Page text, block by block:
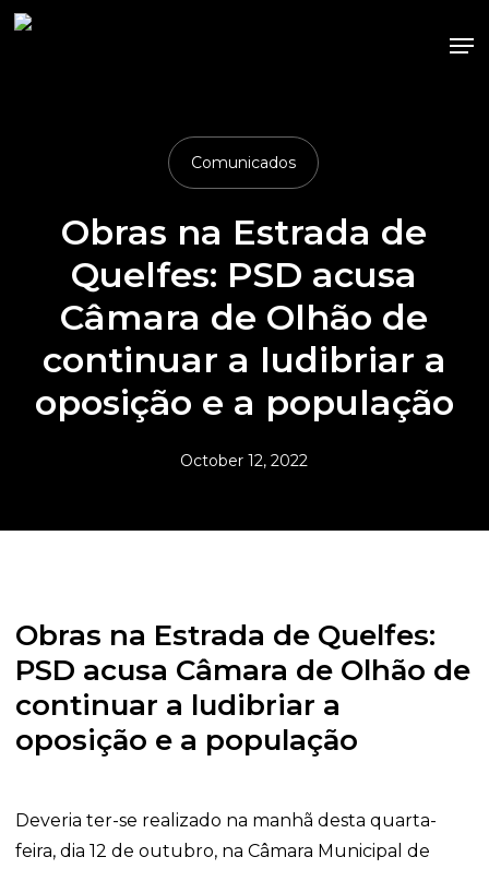
Skip
Comunicados
Obras na Estrada de
Quelfes: PSD acusa
Câmara de Olhão de
continuar a ludibriar a
oposição e a população
October 12, 2022
Obras na Estrada de Quelfes:
PSD acusa Câmara de Olhão de
continuar a ludibriar a
oposição e a população
Deveria ter-se realizado na manhã desta quarta-
feira, dia 12 de outubro, na Câmara Municipal de